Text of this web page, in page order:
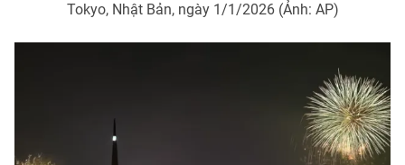
Tokyo, Nhật Bản, ngày 1/1/2026 (Ảnh: AP)